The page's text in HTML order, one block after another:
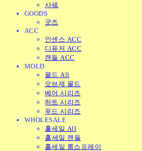
사쉐
GOODS
굿즈
ACC
인센스 ACC
디퓨저 ACC
캔들 ACC
MOLD
몰드 All
오브제 몰드
베어 시리즈
하트 시리즈
푸드 시리즈
WHOLESALE
홀세일 All
홀세일 캔들
홀세일 룸스프레이